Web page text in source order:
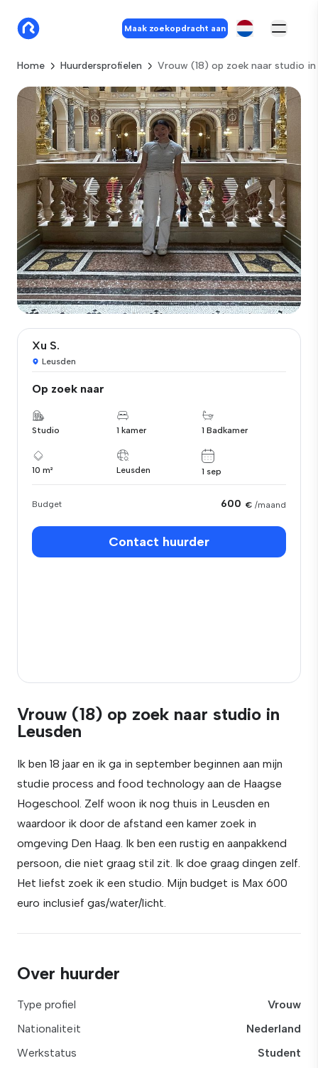
Maak zoekopdracht aan
Home Huurdersprofielen Vrouw (18) op zoek naar studio in
Xu S.
Leusden
Op zoek naar
Studio 1 kamer 1 Badkamer
10 m² Leusden 1 sep
Budget 600 € /maand
Contact huurder
Vrouw (18) op zoek naar studio in
Leusden
Ik ben 18 jaar en ik ga in september beginnen aan mijn
studie process and food technology aan de Haagse
Hogeschool. Zelf woon ik nog thuis in Leusden en
waardoor ik door de afstand een kamer zoek in
omgeving Den Haag. Ik ben een rustig en aanpakkend
persoon, die niet graag stil zit. Ik doe graag dingen zelf.
Het liefst zoek ik een studio. Mijn budget is Max 600
euro inclusief gas/water/licht.
Over huurder
Type profiel
Vrouw
Nationaliteit
Nederland
Werkstatus
Student